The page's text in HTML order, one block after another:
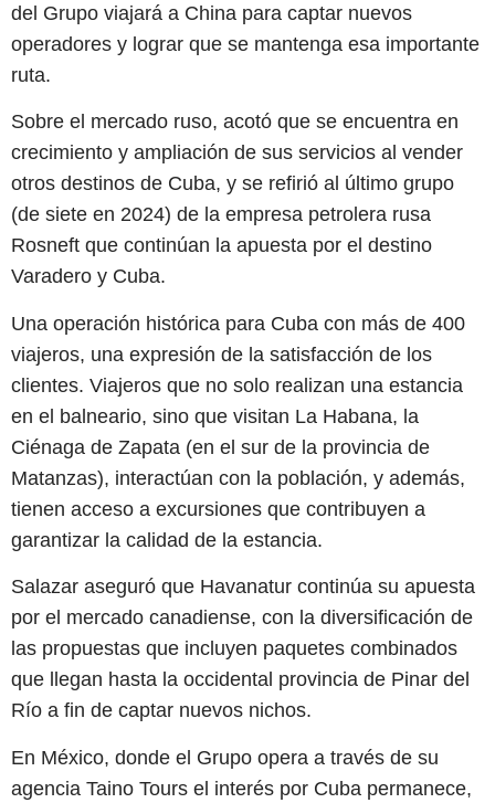
del Grupo viajará a China para captar nuevos
operadores y lograr que se mantenga esa importante
ruta.
Sobre el mercado ruso, acotó que se encuentra en
crecimiento y ampliación de sus servicios al vender
otros destinos de Cuba, y se refirió al último grupo
(de siete en 2024) de la empresa petrolera rusa
Rosneft que continúan la apuesta por el destino
Varadero y Cuba.
Una operación histórica para Cuba con más de 400
viajeros, una expresión de la satisfacción de los
clientes. Viajeros que no solo realizan una estancia
en el balneario, sino que visitan La Habana, la
Ciénaga de Zapata (en el sur de la provincia de
Matanzas), interactúan con la población, y además,
tienen acceso a excursiones que contribuyen a
garantizar la calidad de la estancia.
Salazar aseguró que Havanatur continúa su apuesta
por el mercado canadiense, con la diversificación de
las propuestas que incluyen paquetes combinados
que llegan hasta la occidental provincia de Pinar del
Río a fin de captar nuevos nichos.
En México, donde el Grupo opera a través de su
agencia Taino Tours el interés por Cuba permanece,